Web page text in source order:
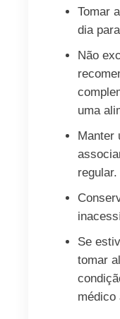
Tomar
dia
Não
uma
Manter
regular.
Se
tomar
médico